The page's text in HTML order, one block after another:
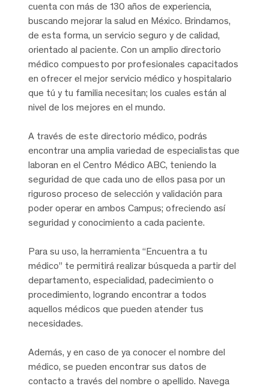
cuenta con más de 130 años de experiencia,
buscando mejorar la salud en México. Brindamos,
de esta forma, un servicio seguro y de calidad,
orientado al paciente. Con un amplio directorio
médico compuesto por profesionales capacitados
en ofrecer el mejor servicio médico y hospitalario
que tú y tu familia necesitan; los cuales están al
nivel de los mejores en el mundo.
A través de este directorio médico, podrás
encontrar una amplia variedad de especialistas que
laboran en el Centro Médico ABC, teniendo la
seguridad de que cada uno de ellos pasa por un
riguroso proceso de selección y validación para
poder operar en ambos Campus; ofreciendo así
seguridad y conocimiento a cada paciente.
Para su uso, la herramienta “Encuentra a tu
médico” te permitirá realizar búsqueda a partir del
departamento, especialidad, padecimiento o
procedimiento, logrando encontrar a todos
aquellos médicos que pueden atender tus
necesidades.
Además, y en caso de ya conocer el nombre del
médico, se pueden encontrar sus datos de
contacto a través del nombre o apellido. Navega